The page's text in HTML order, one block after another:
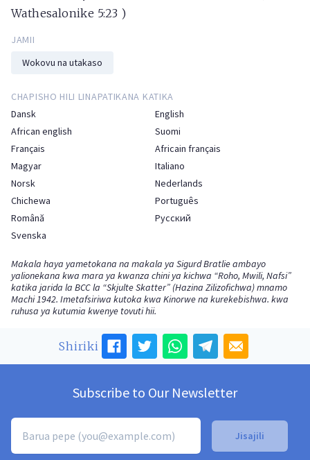
Wathesalonike 5:23 )
JAMII
Wokovu na utakaso
CHAPISHO HILI LINAPATIKANA KATIKA
Dansk
English
African english
Suomi
Français
Africain français
Magyar
Italiano
Norsk
Nederlands
Chichewa
Português
Română
Русский
Svenska
Makala haya yametokana na makala ya Sigurd Bratlie ambayo
yalionekana kwa mara ya kwanza chini ya kichwa “Roho, Mwili, Nafsi”
katika jarida la BCC la “Skjulte Skatter” (Hazina Zilizofichwa) mnamo
Machi 1942. Imetafsiriwa kutoka kwa Kinorwe na kurekebishwa. kwa
ruhusa ya kutumia kwenye tovuti hii.
Shiriki
Subscribe to Our Newsletter